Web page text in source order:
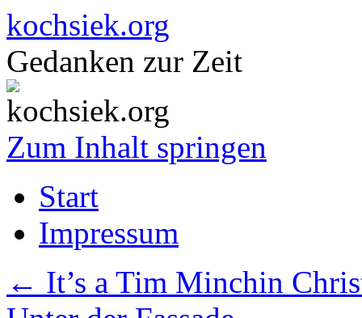
kochsiek.org
Gedanken zur Zeit
Zum Inhalt springen
Start
Impressum
← It’s a Tim Minchin